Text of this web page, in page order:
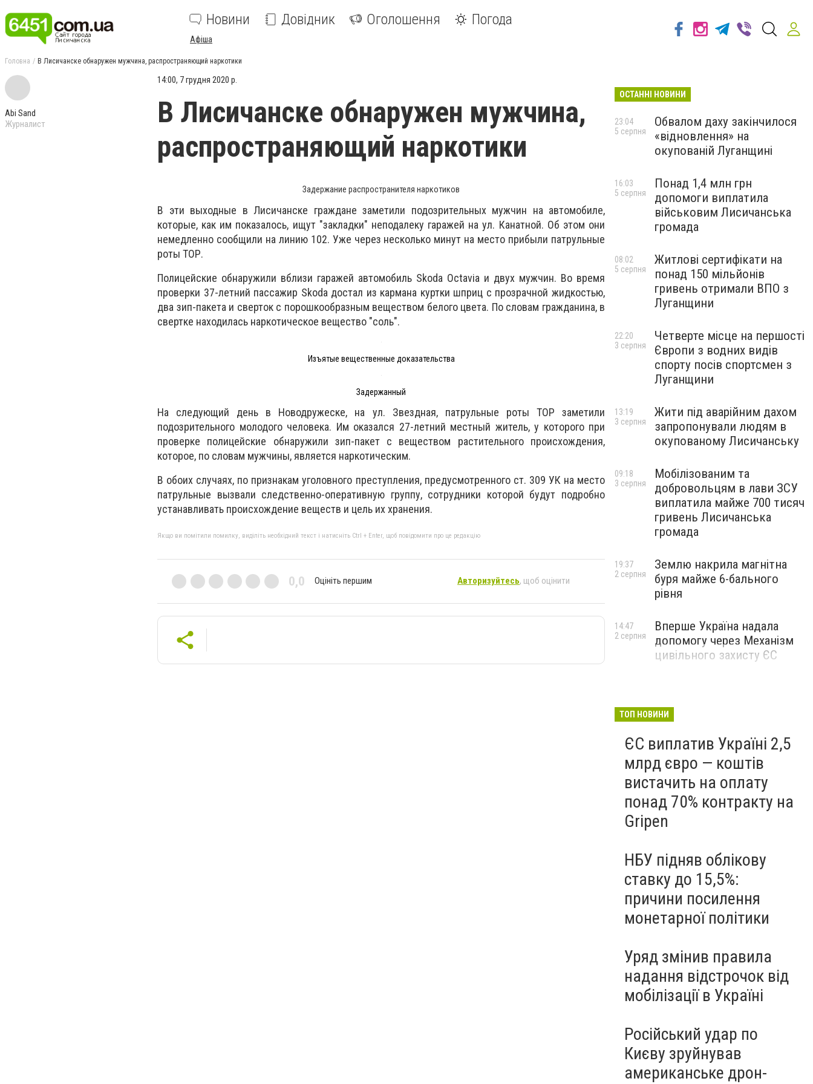
Новини Довідник Оголошення Погода
Афіша
Головна В Лисичанске обнаружен мужчина, распространяющий наркотики
Abi Sand
Журналист
14:00, 7 грудня 2020 р.
В Лисичанске обнаружен мужчина,
распространяющий наркотики
Задержание распространителя наркотиков
В эти выходные в Лисичанске граждане заметили подозрительных мужчин на автомобиле,
которые, как им показалось, ищут "закладки" неподалеку гаражей на ул. Канатной. Об этом они
немедленно сообщили на линию 102. Уже через несколько минут на место прибыли патрульные
роты ТОР.
Полицейские обнаружили вблизи гаражей автомобиль Skoda Octavia и двух мужчин. Во время
проверки 37-летний пассажир Skoda достал из кармана куртки шприц с прозрачной жидкостью,
два зип-пакета и сверток с порошкообразным веществом белого цвета. По словам гражданина, в
свертке находилась наркотическое вещество "соль".
Изъятые вещественные доказательства
Задержанный
На следующий день в Новодружеске, на ул. Звездная, патрульные роты ТОР заметили
подозрительного молодого человека. Им оказался 27-летний местный житель, у которого при
проверке полицейские обнаружили зип-пакет с веществом растительного происхождения,
которое, по словам мужчины, является наркотическим.
В обоих случаях, по признакам уголовного преступления, предусмотренного ст. 309 УК на место
патрульные вызвали следственно-оперативную группу, сотрудники которой будут подробно
устанавливать происхождение веществ и цель их хранения.
Якщо ви помітили помилку, виділіть необхідний текст і натисніть Ctrl + Enter, щоб повідомити про це редакцію
0,0 Оцініть першим Авторизуйтесь, щоб оцінити
ОСТАННІ НОВИНИ
Обвалом даху закінчилося
«відновлення» на
окупованій Луганщині
23:04
5 серпня
Понад 1,4 млн грн
допомоги виплатила
військовим Лисичанська
громада
16:03
5 серпня
Житлові сертифікати на
понад 150 мільйонів
гривень отримали ВПО з
Луганщини
08:02
5 серпня
Четверте місце на першості
Європи з водних видів
спорту посів спортсмен з
Луганщини
22:20
3 серпня
Жити під аварійним дахом
запропонували людям в
окупованому Лисичанську
13:19
3 серпня
Мобілізованим та
добровольцям в лави ЗСУ
виплатила майже 700 тисяч
гривень Лисичанська
громада
09:18
3 серпня
Землю накрила магнітна
буря майже 6-бального
рівня
19:37
2 серпня
Вперше Україна надала
допомогу через Механізм
цивільного захисту ЄС
14:47
2 серпня
ТОП НОВИНИ
ЄС виплатив Україні 2,5
млрд євро — коштів
вистачить на оплату
понад 70% контракту на
Gripen
НБУ підняв облікову
ставку до 15,5%:
причини посилення
монетарної політики
Уряд змінив правила
надання відстрочок від
мобілізації в Україні
Російський удар по
Києву зруйнував
американське дрон-